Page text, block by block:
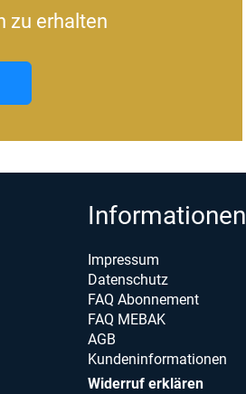
zu erhalten
Informationen
Impressum
Datenschutz
FAQ Abonnement
FAQ MEBAK
AGB
Kundeninformationen
Widerruf erklären